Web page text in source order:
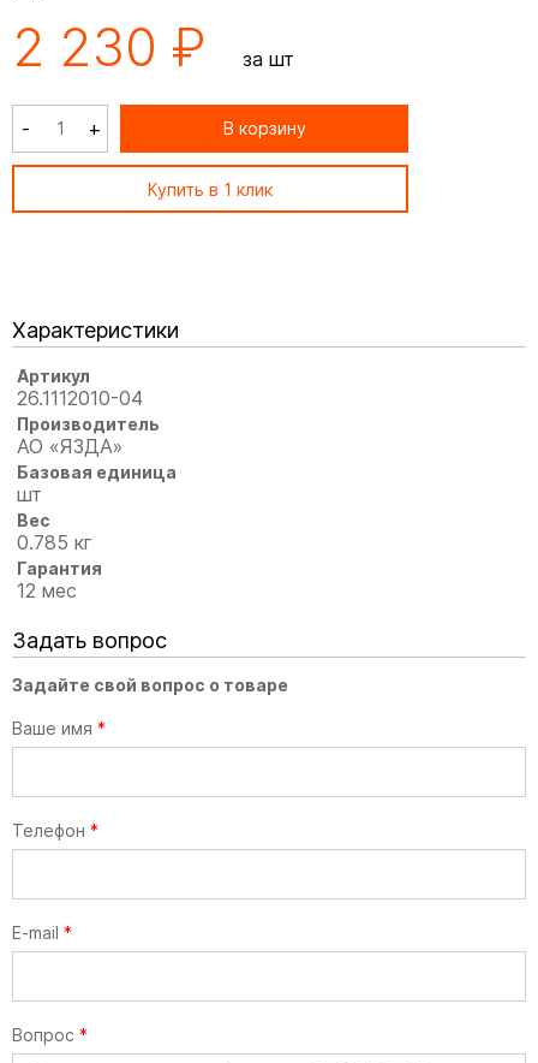
2 230 ₽ за шт
- + В корзину
Купить в 1 клик
Характеристики
Артикул
26.1112010-04
Производитель
АО «ЯЗДА»
Базовая единица
шт
Вес
0.785 кг
Гарантия
12 мес
Задать вопрос
Задайте свой вопрос о товаре
Ваше имя *
Телефон *
E-mail *
Вопрос *